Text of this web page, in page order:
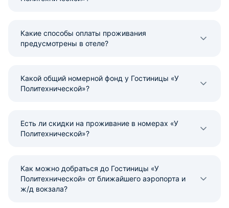
Какие способы оплаты проживания
предусмотрены в отеле?
Какой общий номерной фонд у Гостиницы «У
Политехнической»?
Есть ли скидки на проживание в номерах «У
Политехнической»?
Как можно добраться до Гостиницы «У
Политехнической» от ближайшего аэропорта и
ж/д вокзала?